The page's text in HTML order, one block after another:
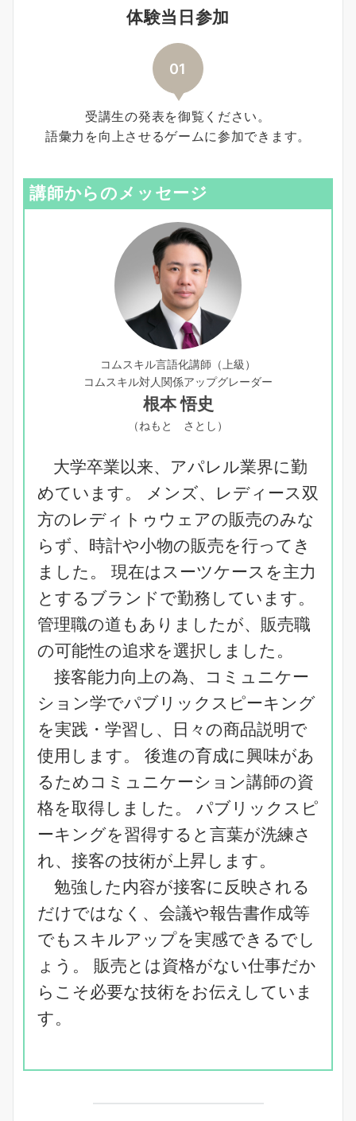
体験当日参加
01
受講生の発表を御覧ください。
語彙力を向上させるゲームに参加できます。
講師からのメッセージ
コムスキル言語化講師（上級）
コムスキル対人関係アップグレーダー
根本 悟史
（ねもと さとし）
大学卒業以来、アパレル業界に勤
めています。 メンズ、レディース双
方のレディトゥウェアの販売のみな
らず、時計や小物の販売を行ってき
ました。 現在はスーツケースを主力
とするブランドで勤務しています。
管理職の道もありましたが、販売職
の可能性の追求を選択しました。
接客能力向上の為、コミュニケー
ション学でパブリックスピーキング
を実践・学習し、日々の商品説明で
使用します。 後進の育成に興味があ
るためコミュニケーション講師の資
格を取得しました。 パブリックスピ
ーキングを習得すると言葉が洗練さ
れ、接客の技術が上昇します。
勉強した内容が接客に反映される
だけではなく、会議や報告書作成等
でもスキルアップを実感できるでし
ょう。 販売とは資格がない仕事だか
らこそ必要な技術をお伝えしていま
す。